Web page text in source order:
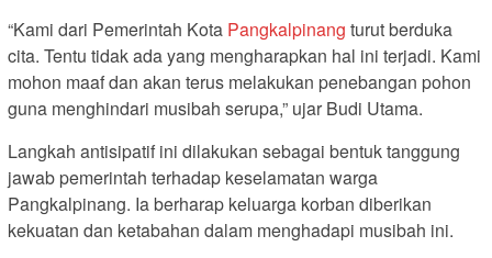
“Kami dari Pemerintah Kota Pangkalpinang turut berduka
cita. Tentu tidak ada yang mengharapkan hal ini terjadi. Kami
mohon maaf dan akan terus melakukan penebangan pohon
guna menghindari musibah serupa,” ujar Budi Utama.
Langkah antisipatif ini dilakukan sebagai bentuk tanggung
jawab pemerintah terhadap keselamatan warga
Pangkalpinang. Ia berharap keluarga korban diberikan
kekuatan dan ketabahan dalam menghadapi musibah ini.